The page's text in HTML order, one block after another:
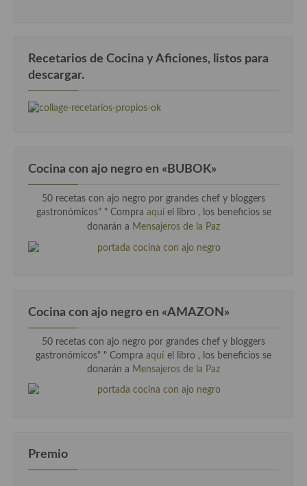
Cocina portuguesa
Cocina Rusa
Cocina Turca
Recetarios de Cocina y Aficiones, listos para
descargar.
Cocina con ajo negro en «BUBOK»
50 recetas con ajo negro por grandes chef y bloggers
gastronómicos" " Compra aqui el libro , los beneficios se
donarán a Mensajeros de la Paz
Cocina con ajo negro en «AMAZON»
50 recetas con ajo negro por grandes chef y bloggers
gastronómicos" " Compra aquí el libro , los beneficios se
donarán a Mensajeros de la Paz
Premio